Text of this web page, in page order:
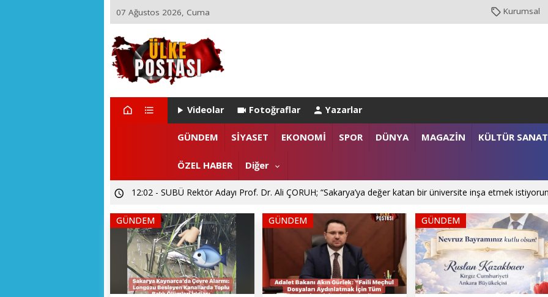
07 Ağustos 2026, Cuma Kurumsal
Videolar Fotoğraflar Yazarlar
GÜNDEM SİYASET EKONOMİ SPOR DÜNYA MAGAZİN KÜLTÜR SANAT
ÖZEL HABER Diğer
12:02 - SUBÜ Rektör Adayı Prof. Dr. Ali ÇORUH; “Sakarya’ya değer katan bir üniversite inşa etmek
GÜNDEM GÜNDEM GÜNDEM